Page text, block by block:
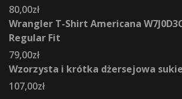
80,00zł
Wrangler T-Shirt Americana
Regular Fit
79,00zł
Wzorzysta i krótka dżersejowa
107,00zł